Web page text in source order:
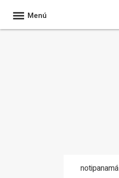
Menú
notipanamá